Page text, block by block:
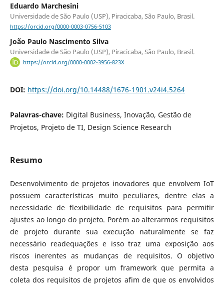
Eduardo Marchesini
Universidade de São Paulo (USP), Piracicaba, São Paulo, Brasil.
https://orcid.org/0000-0003-0756-5103
João Paulo Nascimento Silva
Universidade de São Paulo (USP), Piracicaba, São Paulo, Brasil.
https://orcid.org/0000-0002-3956-823X
DOI: https://doi.org/10.14488/1676-1901.v24i4.5264
Palavras-chave: Digital Business, Inovação, Gestão de
Projetos, Projeto de TI, Design Science Research
Resumo
Desenvolvimento de projetos inovadores que envolvem IoT
possuem características muito peculiares, dentre elas a
necessidade de flexibilidade de requisitos para permitir
ajustes ao longo do projeto. Porém ao alterarmos requisitos
de projeto durante sua execução naturalmente se faz
necessário readequações e isso traz uma exposição aos
riscos inerentes as mudanças de requisitos. O objetivo
desta pesquisa é propor um framework que permita a
coleta dos requisitos de projetos afim de que os envolvidos